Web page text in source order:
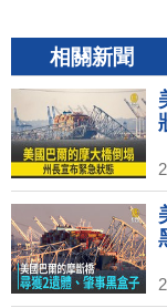
相關新聞